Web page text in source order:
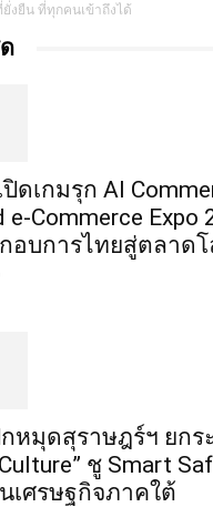
งยืน ที่ทุกคนเข้าถึงได้
ดเกมรุก AI
e-Commerce Expo
อบการไทยสู่ตลาดโ
หมุดสุราษฎร์ฯ ยกร
ชู Smart
เศรษฐกิจภาคใต้